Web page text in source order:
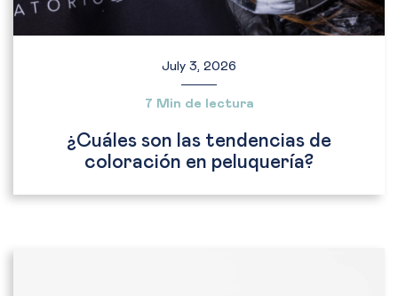
July 3, 2026
7 Min de lectura
¿Cuáles son las tendencias de
coloración en peluquería?